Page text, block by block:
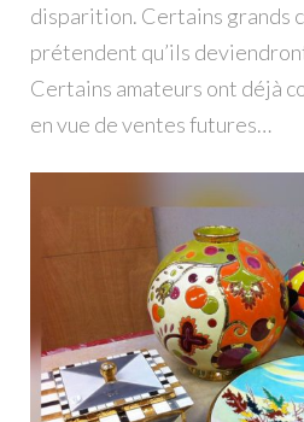
disparition. Certains grands
prétendent qu’ils
Certains amateurs ont déjà
en vue de ventes futures…